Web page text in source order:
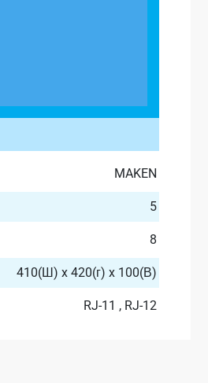
MAKEN
5
8
410(Ш) x 420(г) x 100(В)
RJ-11 , RJ-12